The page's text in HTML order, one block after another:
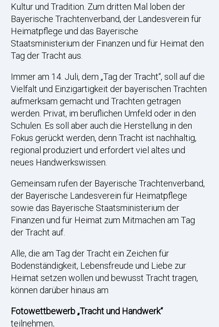
Kultur und Tradition. Zum dritten Mal loben der
Bayerische Trachtenverband, der Landesverein für
Heimatpflege und das Bayerische
Staatsministerium der Finanzen und für Heimat den
Tag der Tracht aus.
Immer am 14. Juli, dem „Tag der Tracht“, soll auf die
Vielfalt und Einzigartigkeit der bayerischen Trachten
aufmerksam gemacht und Trachten getragen
werden. Privat, im beruflichen Umfeld oder in den
Schulen. Es soll aber auch die Herstellung in den
Fokus gerückt werden, denn Tracht ist nachhaltig,
regional produziert und erfordert viel altes und
neues Handwerkswissen.
Gemeinsam rufen der Bayerische Trachtenverband,
der Bayerische Landesverein für Heimatpflege
sowie das Bayerische Staatsministerium der
Finanzen und für Heimat zum Mitmachen am Tag
der Tracht auf.
Alle, die am Tag der Tracht ein Zeichen für
Bodenständigkeit, Lebensfreude und Liebe zur
Heimat setzen wollen und bewusst Tracht tragen,
können darüber hinaus am
Fotowettbewerb „Tracht und Handwerk“
teilnehmen.